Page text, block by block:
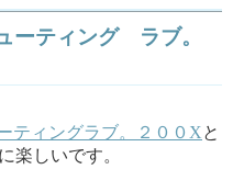
ーティング ラブ。
ティングラブ。２００Xと
楽しいです。